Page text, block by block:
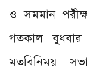
ও সমমান
গতকাল বুধবার
মতবিনিময়